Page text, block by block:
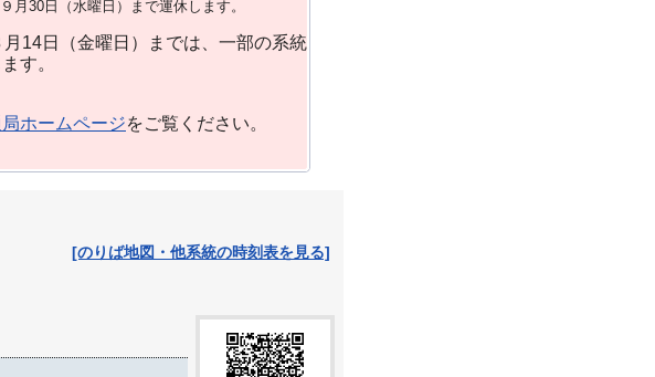
30日（水曜日）まで運休します。
14日（金曜日）までは、一部の系統
す。
ホームページをご覧ください。
[のりば地図・他系統の時刻表を見る]